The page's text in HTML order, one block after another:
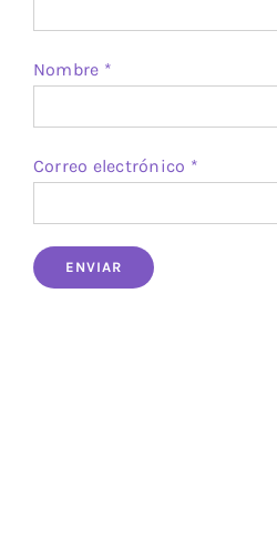
Nombre *
Correo electrónico *